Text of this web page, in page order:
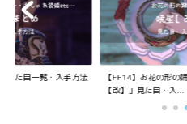
見た目一覧・入手方法
【FF14】お花の形の
【改】」見た目・入...